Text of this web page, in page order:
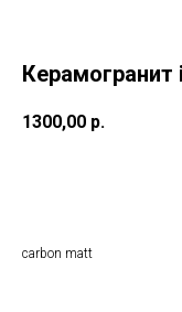
Керамогранит
1300,00 р.
carbon matt